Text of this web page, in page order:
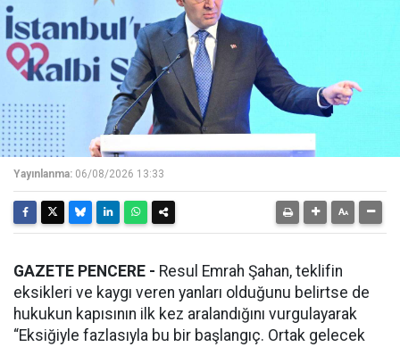
Yayınlanma: 06/08/2026 13:33
GAZETE PENCERE - Resul Emrah Şahan, teklifin
eksikleri ve kaygı veren yanları olduğunu belirtse de
hukukun kapısının ilk kez aralandığını vurgulayarak
“Eksiğiyle fazlasıyla bu bir başlangıç. Ortak gelecek